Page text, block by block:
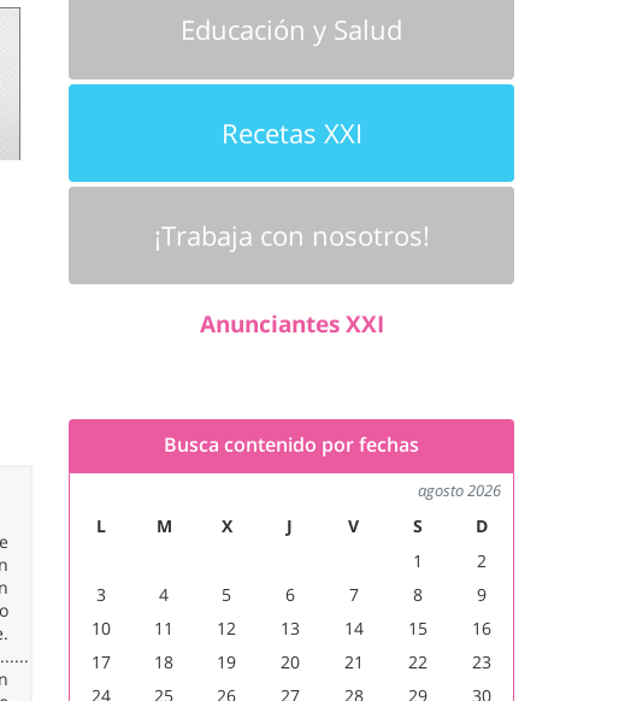
Educación y Salud
Recetas XXI
¡Trabaja con nosotros!
Anunciantes XXI
Busca contenido por fechas
agosto 2026
L M X J V S
D
1
2
3
4 5 6 7 8
9
10
11 12 13 14 15
16
17
18 19 20 21 22
23
24
25 26 27 28 29
30